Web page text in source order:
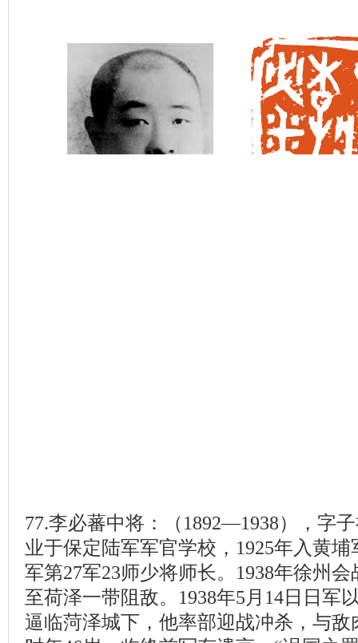
77.李必蕃中将：（1892—1938），字
业于保定陆军军官学校，1925年入黄
军第27军23师少将师长。1938年徐州
至荷泽一带阻敌。1938年5月14日日军
逼临菏泽城下，他率部迎战冲杀，与